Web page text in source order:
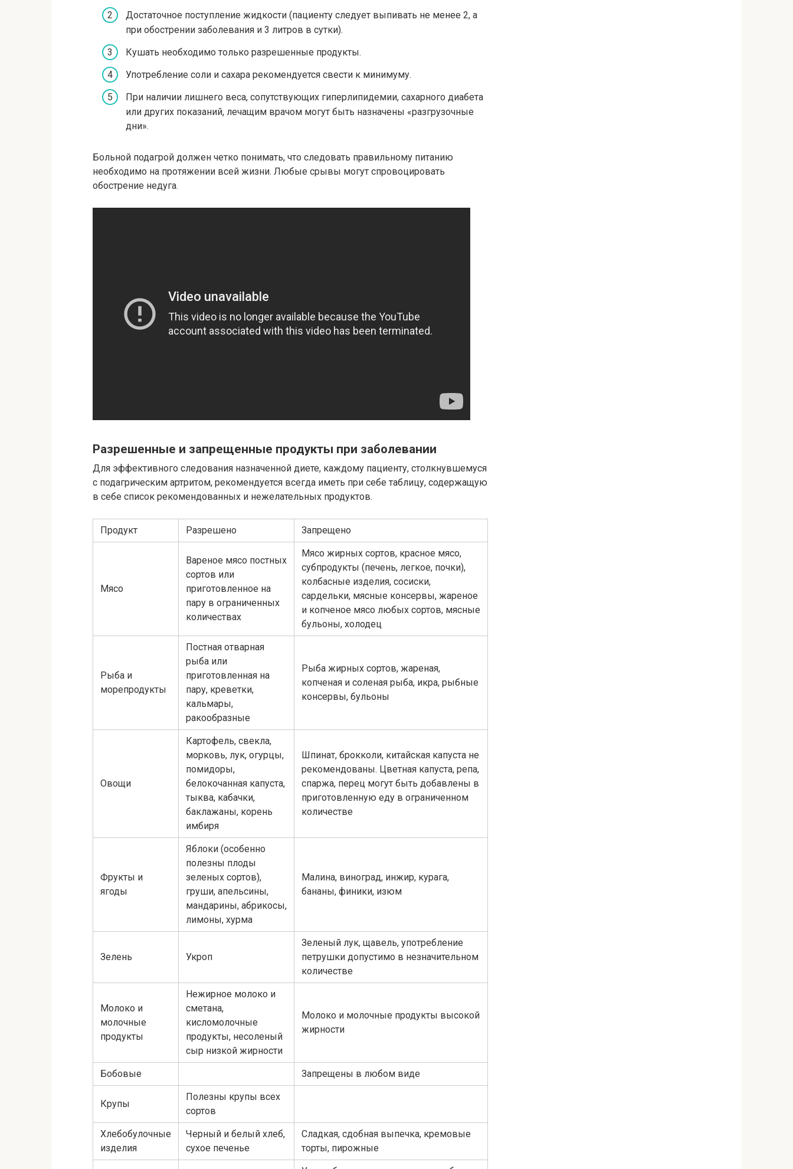
Достаточное поступление жидкости (пациенту следует выпивать не менее 2, а
при обострении заболевания и 3 литров в сутки).
Кушать необходимо только разрешенные продукты.
Употребление соли и сахара рекомендуется свести к минимуму.
При наличии лишнего веса, сопутствующих гиперлипидемии, сахарного диабета
или других показаний, лечащим врачом могут быть назначены «разгрузочные
дни».
Больной подагрой должен четко понимать, что следовать правильному питанию
необходимо на протяжении всей жизни. Любые срывы могут спровоцировать
обострение недуга.
Разрешенные и запрещенные продукты при заболевании
Для эффективного следования назначенной диете, каждому пациенту, столкнувшемуся
с подагрическим артритом, рекомендуется всегда иметь при себе таблицу, содержащую
в себе список рекомендованных и нежелательных продуктов.
Продукт Разрешено Запрещено
Мясо
Вареное мясо постных
сортов или
приготовленное на
пару в ограниченных
количествах
Мясо жирных сортов, красное мясо,
субпродукты (печень, легкое, почки),
колбасные изделия, сосиски,
сардельки, мясные консервы, жареное
и копченое мясо любых сортов, мясные
бульоны, холодец
Рыба и
морепродукты
Постная отварная
рыба или
приготовленная на
пару, креветки,
кальмары,
ракообразные
Рыба жирных сортов, жареная,
копченая и соленая рыба, икра, рыбные
консервы, бульоны
Овощи
Картофель, свекла,
морковь, лук, огурцы,
помидоры,
белокочанная капуста,
тыква, кабачки,
баклажаны, корень
имбиря
Шпинат, брокколи, китайская капуста не
рекомендованы. Цветная капуста, репа,
спаржа, перец могут быть добавлены в
приготовленную еду в ограниченном
количестве
Фрукты и
ягоды
Яблоки (особенно
полезны плоды
зеленых сортов),
груши, апельсины,
мандарины, абрикосы,
лимоны, хурма
Малина, виноград, инжир, курага,
бананы, финики, изюм
Зелень Укроп
Зеленый лук, щавель, употребление
петрушки допустимо в незначительном
количестве
Молоко и
молочные
продукты
Нежирное молоко и
сметана,
кисломолочные
продукты, несоленый
сыр низкой жирности
Молоко и молочные продукты высокой
жирности
Бобовые Запрещены в любом виде
Крупы
Полезны крупы всех
сортов
Хлебобулочные
изделия
Черный и белый хлеб,
сухое печенье
Сладкая, сдобная выпечка, кремовые
торты, пирожные